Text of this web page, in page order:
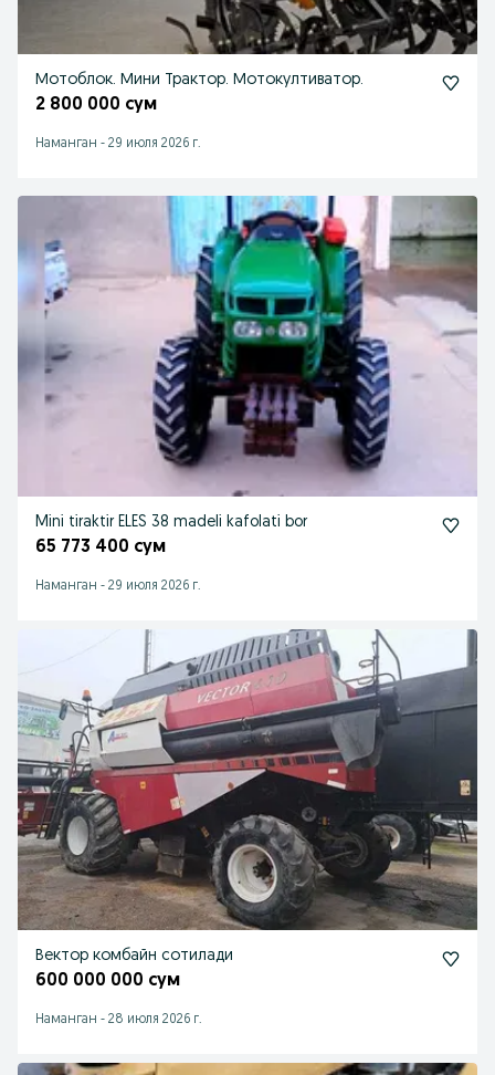
Мотоблок. Мини Трактор. Мотокултиватор.
2 800 000 сум
Наманган - 29 июля 2026 г.
Mini tiraktir ELES 38 madeli kafolati bor
65 773 400 сум
Наманган - 29 июля 2026 г.
Вектор комбайн сотилади
600 000 000 сум
Наманган - 28 июля 2026 г.